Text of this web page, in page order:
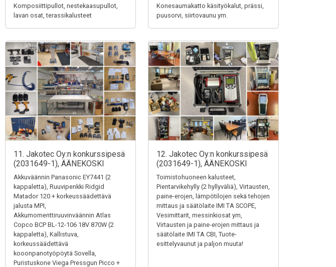
Komposiittipullot, nestekaasupullot,
lavan osat, terassikalusteet
Konesaumakatto käsityökalut, prässi,
puusorvi, siirtovaunu ym.
11. Jakotec Oy:n konkurssipesä
(2031649-1), ÄÄNEKOSKI
Akkuväännin Panasonic EY7441 (2
kappaletta), Ruuvipenkki Ridgid
Matador 120 + korkeussäädettävä
jalusta MPI,
Akkumomenttiruuvinväännin Atlas
Copco BCP BL-12-106 18V 870W (2
kappaletta), Kallistuva,
korkeussäädettävä
kooonpanotyöpöytä Sovella,
Puristuskone Viega Pressgun Picco +
12. Jakotec Oy:n konkurssipesä
(2031649-1), ÄÄNEKOSKI
Toimistohuoneen kalusteet,
Pientarvikehylly (2 hyllyväliä), Virtausten,
paine-erojen, lämpötilojen sekä tehojen
mittaus ja säätölaite IMI TA SCOPE,
Vesimittarit, messinkiosat ym,
Virtausten ja paine-erojen mittaus ja
säätölaite IMI TA CBI, Tuote-
esittelyvaunut ja paljon muuta!